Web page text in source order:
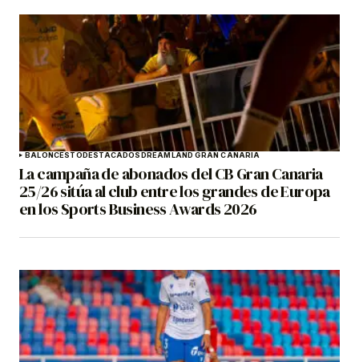
BALONCESTODESTACADOSDREAMLAND GRAN CANARIA
La campaña de abonados del CB Gran Canaria
25/26 sitúa al club entre los grandes de Europa
en los Sports Business Awards 2026